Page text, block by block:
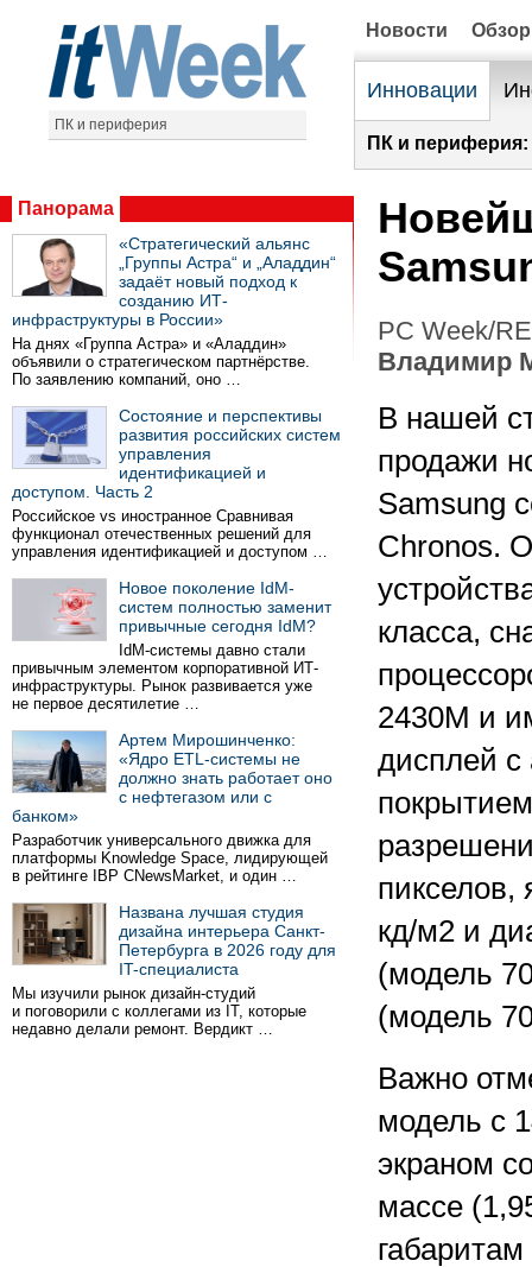
ПК и периферия
Новости
Инновации
ПК и периферия:
Панорама
«Стратегический альянс
„Группы Астра“ и „Аладдин“
задаёт новый подход к
созданию ИТ-
инфраструктуры в России»
На днях «Группа Астра» и «Аладдин»
объявили о стратегическом партнёрстве.
По заявлению компаний, оно …
Состояние и перспективы
развития российских систем
управления
идентификацией и
доступом. Часть 2
Российское vs иностранное Сравнивая
функционал отечественных решений для
управления идентификацией и доступом …
Новое поколение IdM-
систем полностью заменит
привычные сегодня IdM?
IdM-системы давно стали
привычным элементом корпоративной ИТ-
инфраструктуры. Рынок развивается уже
не первое десятилетие …
Артем Мирошинченко:
«Ядро ETL-системы не
должно знать работает оно
с нефтегазом или с
банком»
Разработчик универсального движка для
платформы Knowledge Space, лидирующей
в рейтинге IBP CNewsMarket, и один …
Названа лучшая студия
дизайна интерьера Санкт-
Петербурга в 2026 году для
IT-специалиста
Мы изучили рынок дизайн-студий
и поговорили с коллегами из IT, которые
недавно делали ремонт. Вердикт …
PC Week/
Владимир
В нашей
продажи
Samsung
Chronos.
класса,
2430M и
дисплей
пикселов,
кд/м2 и
(модель
(модель
Важно
модель с
экраном
массе